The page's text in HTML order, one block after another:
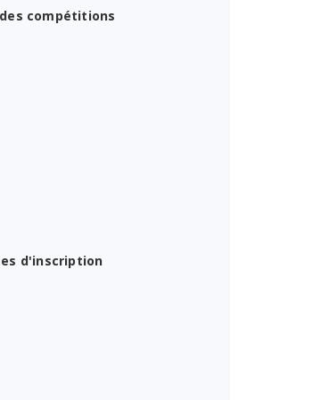
compétitions
d'inscription